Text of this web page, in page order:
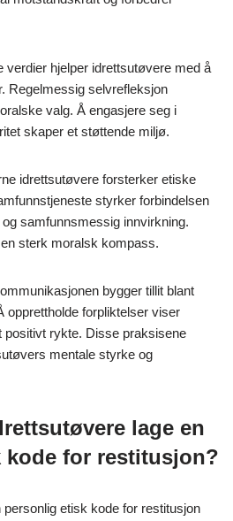
verdier hjelper idrettsutøvere med å
Regelmessig selvrefleksjon
valg. Å engasjere seg i
skaper et støttende miljø.
idrettsutøvere forsterker etiske
styrker forbindelsen
samfunnsmessig innvirkning.
sterk moralsk kompass.
bygger tillit blant
opprettholde forpliktelser viser
positivt rykte. Disse praksisene
mentale styrke og
lage en
for restitusjon?
etisk kode for restitusjon